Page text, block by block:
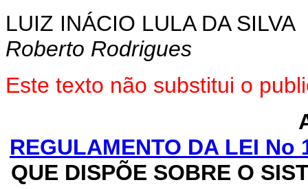
LUIZ INÁCIO LULA DA SILVA
Roberto Rodrigues
Este texto não substitui o
REGULAMENTO DA LEI No
QUE DISPÕE SOBRE O